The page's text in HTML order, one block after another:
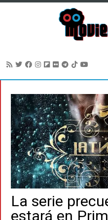
contenido
La serie
estará en